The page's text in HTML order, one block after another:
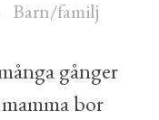
Barn/familj
gånger
bor